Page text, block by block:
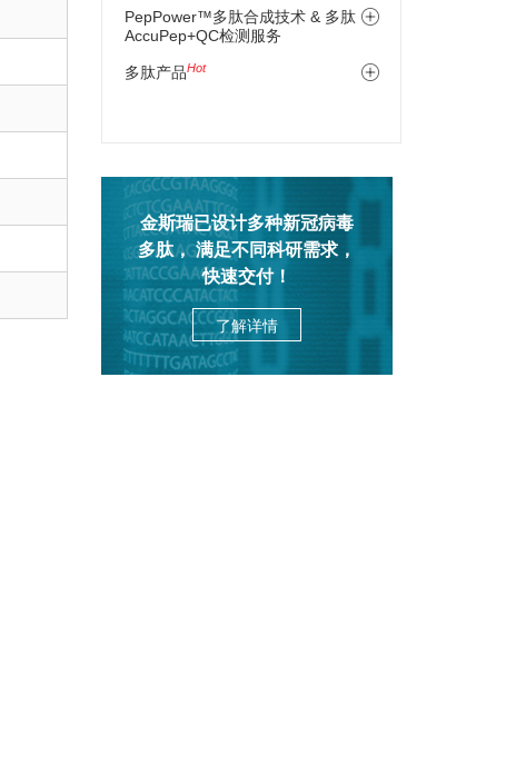
PepPower™多肽合成技术& 多肽
AccuPep+QC检测服务
多肽产品Hot
金斯瑞已设计多种新冠病毒
多肽， 满足不同科研需求，
快速交付！
了解详情